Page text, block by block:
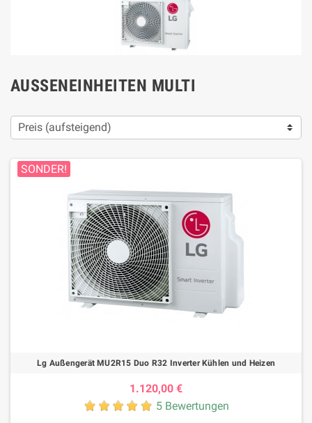
AUSSENEINHEITEN MULTI
Preis (aufsteigend)
SONDER!
Lg Außengerät MU2R15 Duo R32 Inverter Kühlen und Heizen
1.120,00 €
5 Bewertungen